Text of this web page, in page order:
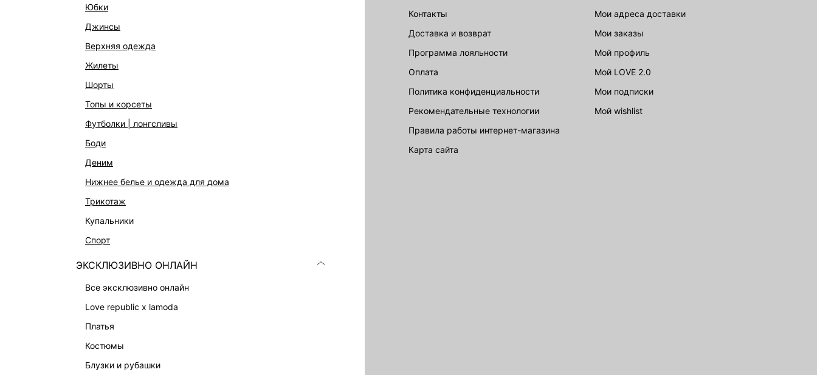
юбки
джинсы
верхняя одежда
жилеты
шорты
топы и корсеты
футболки | лонгсливы
боди
деним
нижнее белье и одежда для дома
трикотаж
купальники
спорт
ЭКСКЛЮЗИВНО ОНЛАЙН
все эксклюзивно онлайн
love republic x lamoda
платья
костюмы
блузки и рубашки
ОФИСНАЯ КОЛЛЕКЦИЯ
ЭКСКЛЮЗИВНО ОНЛАЙН
АКСЕССУАРЫ И УКРАШЕНИЯ
ФИНАЛЬНАЯ РАСПРОДАЖА
ПОДАРОЧНЫЕ СЕРТИФИКАТЫ
БАЛЬЗАМЫ-ТИНТЫ
ЛИМИТИРОВАННЫЕ КОЛЛЕКЦИИ
КАПСУЛЬНЫЙ ГАРДЕРОБ
БОХО-ШИК
В ОТТЕНКАХ СЕРОГО
LOVE REPUBLIC MAISON
ДАЙДЖЕСТ
Контакты
Доставка и возврат
Программа лояльности
Оплата
Политика конфиденциальности
Рекомендательные технологии
Правила работы интернет-магазина
карта сайта
Мои адреса доставки
Мои заказы
Мой профиль
Мой LOVE 2.0
Мои подписки
Мой wishlist